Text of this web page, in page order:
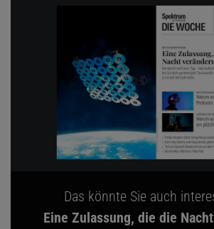
Das könnte Sie auch
Eine Zulassung, die die